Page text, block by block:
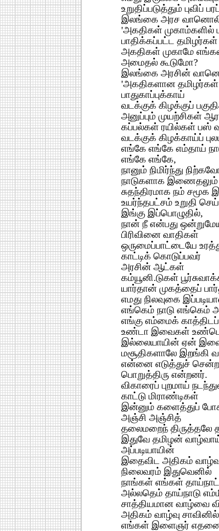
உறுதிப்படுத்தும் புவிப்
இலங்கை அரச
'அகதிகள் முகாம்களில்
பாதிக்கப்பட்ட
அகதிகள் முகாமே
அமைதல் கூடுமோ?
இலங்கை அரசின்
'அகதிகளான
பாதுகாப்புக்காய்
வடக்குக் கிழக்குப்
அனுப்பும் முயற்சிகள்
கப்பல்கள் ரயில்கள் பஸ்
வடக்குக் கிழக்காய்ப்
எங்கே எங்கே எம்தாய்
எங்கே எங்கே,
நானும் நிமிர்ந்து
நாடுகளாக இணைதலும்
சுதந்திரமாக நம் சமூக
உயர்ந்தபட்சம் உறுதி
இங்கு இப்பொழுதில்,
நான் நீ என்பது
பிரிவினை வாதிகள்
ஒருமைப்பாட்டையே
காட்டிக் கொடுப்பவர்
அரசின் ஆட்கள்
கம்யூனி.டுகள்
யார்தான் முகத்தைப்
எமது நிலவுகை
எங்கெம் நாடு எங்கெம்
எங்கு எம்மைக்
உண்டா இவைகள்
இல்லையாயின் ஏன்
மசூதிகளாலே இறங்கி
என்னை எடுத்துச்
பொறுத்திரு என்றனர்.
விகாரைப் புறமாய்
காட்டு மிராண்டிகள்
இன்னும் களைத்துப்
அஞ்சி அஞ்சித்
தலைமறைந் திருத்தலே
இதுவே தமிழன்
அப்படியாயின்
இதைவிட அதிகம்
நிலைவரம் இதுவெனில்
நாங்கள் எங்கள்
அல்லதெம் தாய்நாடு
சாத்தியமான வாழ்வை
அதிகம் வாழ்வு
எங்கள் இளைஞர்